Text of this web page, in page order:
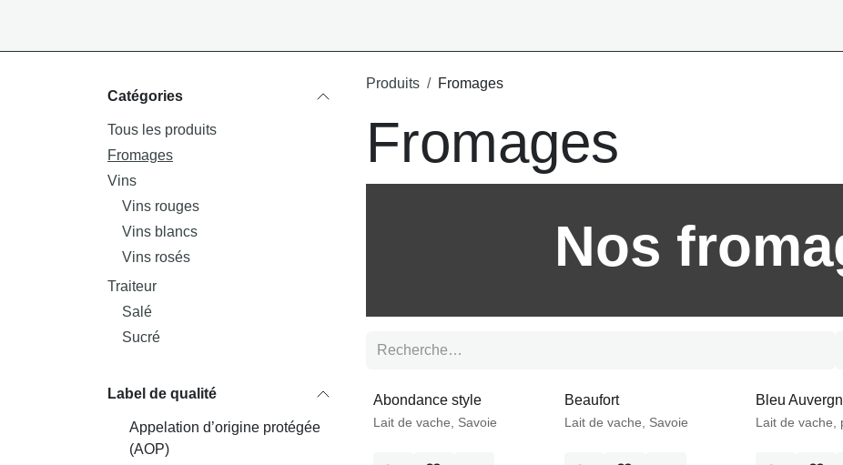
Catégories
Tous les produits
Fromages
Vins
Vins rouges
Vins blancs
Vins rosés
Traiteur
Salé
Sucré
Label de qualité
Appelation d’origine protégée
(AOP)
Produits Fromages
Fromages
Nos
Abondance style
Lait de vache, Savoie
Beaufort
Lait de vache, Savoie
Bleu
Lait de vache,